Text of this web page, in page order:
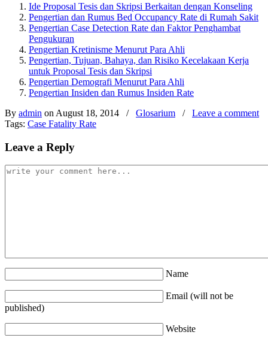
Ide Proposal Tesis dan Skripsi Berkaitan dengan Konseling
Pengertian dan Rumus Bed Occupancy Rate di Rumah Sakit
Pengertian Case Detection Rate dan Faktor Penghambat
Pengukuran
Pengertian Kretinisme Menurut Para Ahli
Pengertian, Tujuan, Bahaya, dan Risiko Kecelakaan Kerja
untuk Proposal Tesis dan Skripsi
Pengertian Demografi Menurut Para Ahli
Pengertian Insiden dan Rumus Insiden Rate
By admin on August 18, 2014 / Glosarium / Leave a comment
Tags: Case Fatality Rate
Leave a Reply
Name
Email (will not be
published)
Website